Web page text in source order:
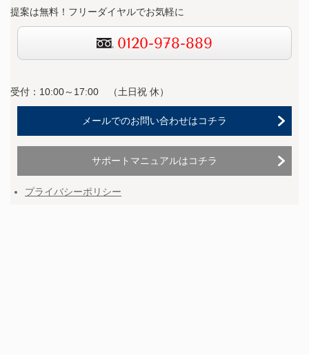
提案は無料！フリーダイヤルでお気軽に
0120-978-889
受付：10:00～17:00 （土日祝 休）
メールでのお問い合わせはコチラ
サポートマニュアルはコチラ
プライバシーポリシー